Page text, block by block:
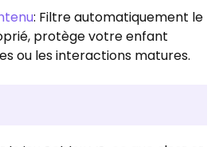
: Filtre automatiquement le
protège votre enfant
ou les interactions matures.